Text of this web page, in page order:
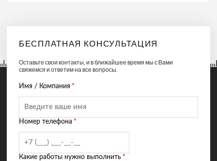
БЕСПЛАТНАЯ КОНСУЛЬТАЦИЯ
Оставьте свои контакты, и в ближайшее время мы с Вами
свяжемся и ответим на все вопросы.
Имя / Компания *
Номер телефона *
Какие работы нужно выполнить *